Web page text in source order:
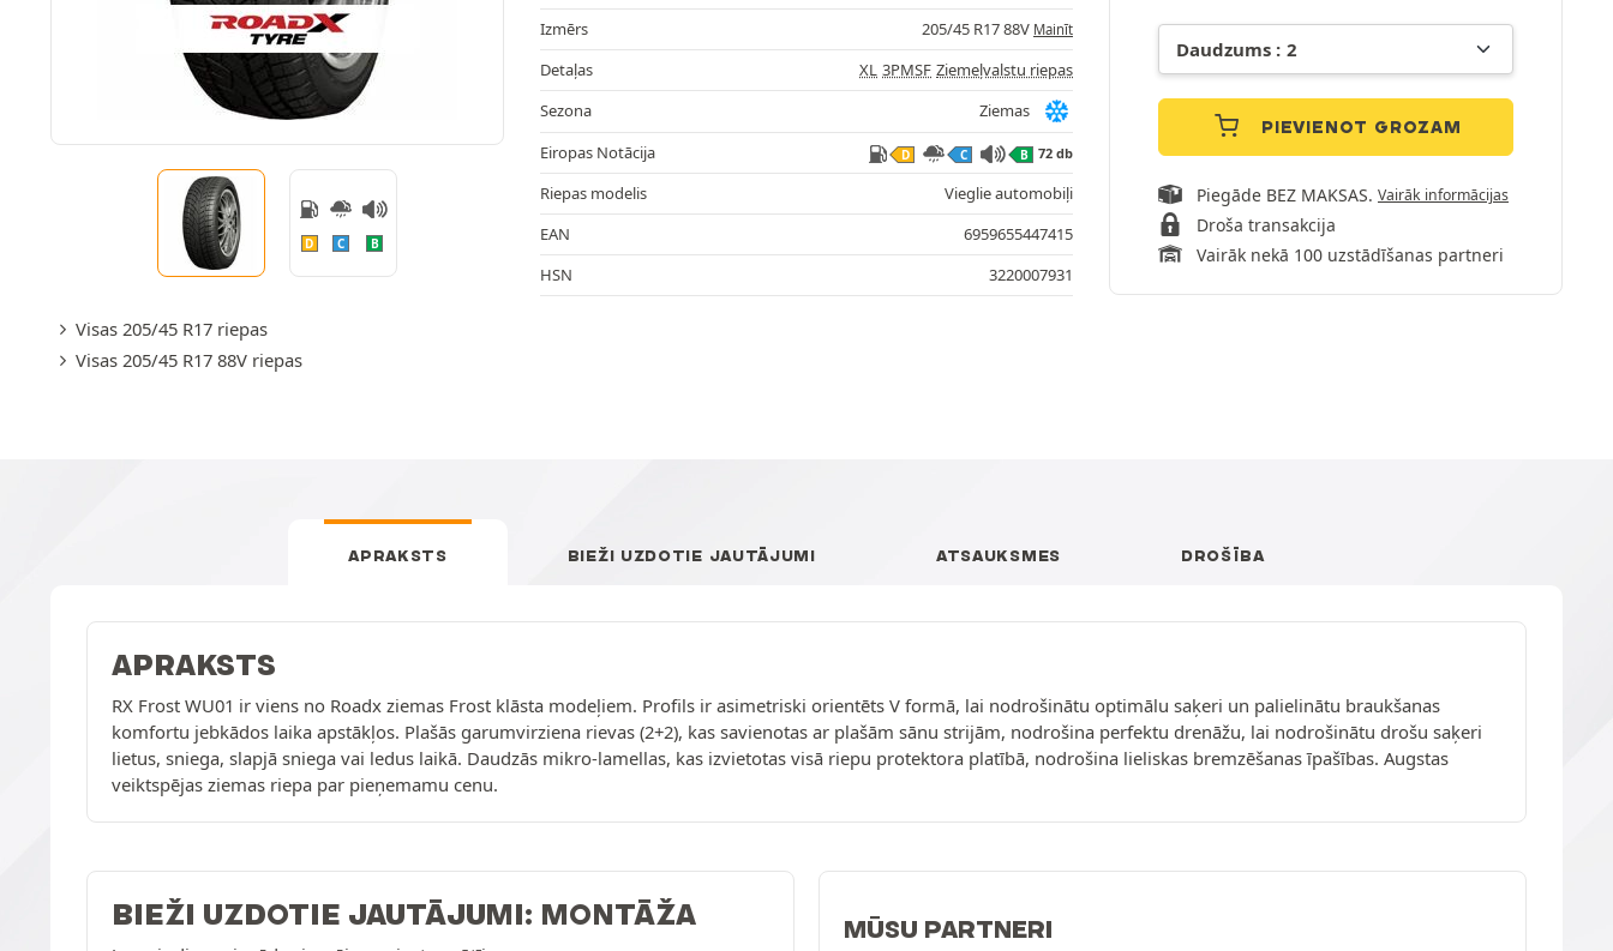
D C B
Visas 205/45 R17 riepas
Visas 205/45 R17 88V riepas
PIEVIENOT GROZAM
Piegāde BEZ MAKSAS. Vairāk informācijas
Droša transakcija
Vairāk nekā 100 uzstādīšanas partneri
Izmērs
205/45 R17 88V Mainīt
Detaļas XL 3PMSF Ziemeļvalstu riepas
Sezona
Ziemas
Eiropas Notācija
D C B 72 db
Riepas modelis
Vieglie automobiļi
EAN
6959655447415
HSN
3220007931
APRAKSTS BIEŽI UZDOTIE JAUTĀJUMI ATSAUKSMES DROŠĪBA
APRAKSTS
RX Frost WU01 ir viens no Roadx ziemas Frost klāsta modeļiem. Profils ir asimetriski orientēts V formā, lai nodrošinātu optimālu saķeri un palielinātu braukšanas
komfortu jebkādos laika apstākļos. Plašās garumvirziena rievas (2+2), kas savienotas ar plašām sānu strijām, nodrošina perfektu drenāžu, lai nodrošinātu drošu saķeri
lietus, sniega, slapjā sniega vai ledus laikā. Daudzās mikro-lamellas, kas izvietotas visā riepu protektora platībā, nodrošina lieliskas bremzēšanas īpašības. Augstas
veiktspējas ziemas riepa par pieņemamu cenu.
BIEŽI UZDOTIE JAUTĀJUMI: MONTĀŽA MŪSU PARTNERI